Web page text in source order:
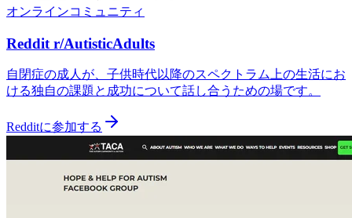
オンラインコミュニティ
Reddit r/AutisticAdults
自閉症の成人が、子供時代以降のスペクトラム上の生活にお
ける独自の課題と成功について話し合うための場です。
Redditに参加する